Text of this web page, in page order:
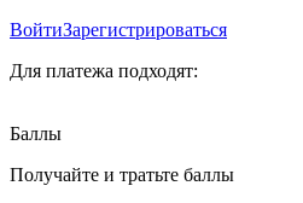
ВойтиЗарегистрироваться
Для платежа подходят:
Баллы
Получайте и тратьте баллы